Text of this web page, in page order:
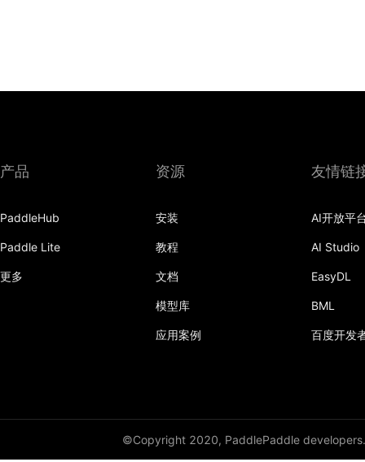
产品
PaddleHub
Paddle Lite
更多
资源
安装
教程
文档
模型库
应用案例
友情链
AI开放平
AI Studio
EasyDL
BML
百度开发
©Copyright 2020, PaddlePaddle developers.